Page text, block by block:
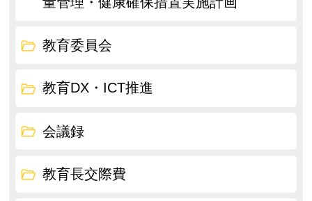
教育委員会
教育DX・ICT推進
会議録
教育長交際費